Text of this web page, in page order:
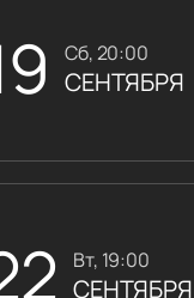
сб, 20:00
СЕНТЯБРЯ
вт, 19:00
СЕНТЯБРЯ